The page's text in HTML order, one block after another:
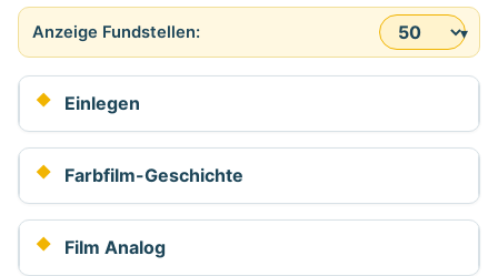
Anzeige #
Einlegen
Farbfilm-Geschichte
Film Analog